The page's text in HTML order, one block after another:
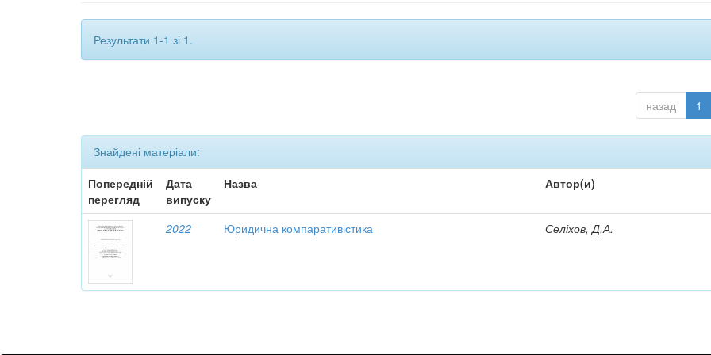
Результати 1-1 зі 1.
назад 1
Знайдені матеріали:
Попередній
перегляд
Дата
випуску
Назва Автор(и)
2022 Юридична компаративістика Селіхов, Д.А.